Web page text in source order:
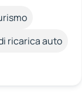
ricarica auto